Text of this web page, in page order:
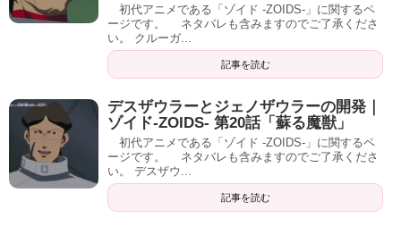
初代アニメである「ゾイド -ZOIDS-」に関するペ
ージです。 ネタバレも含みますのでご了承くださ
い。 クルーガ...
記事を読む
デスザウラーとジェノザウラーの開発｜
ゾイド-ZOIDS- 第20話「蘇る魔獣」
初代アニメである「ゾイド -ZOIDS-」に関するペ
ージです。 ネタバレも含みますのでご了承くださ
い。 デスザウ...
記事を読む